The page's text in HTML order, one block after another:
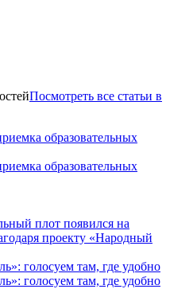
Посмотреть все статьи в
образовательных
образовательных
плот появился на
проекту «Народный
голосуем там, где удобно
голосуем там, где удобно